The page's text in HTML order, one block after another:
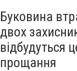
Буковина
двох
відбудуться
прощання